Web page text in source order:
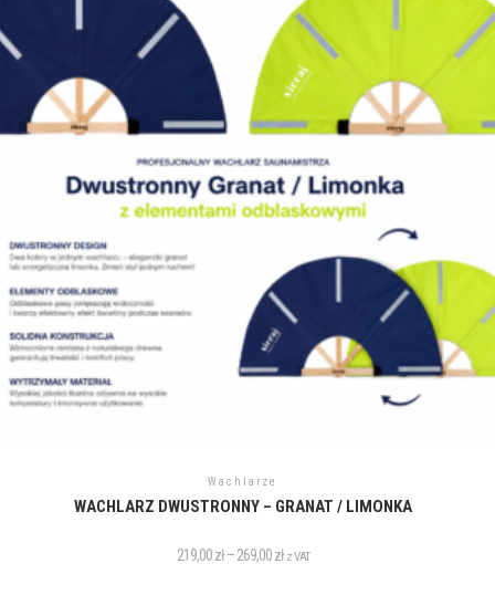
Wachlarze
WACHLARZ DWUSTRONNY – GRANAT / LIMONKA
219,00zł – 269,00zł z VAT